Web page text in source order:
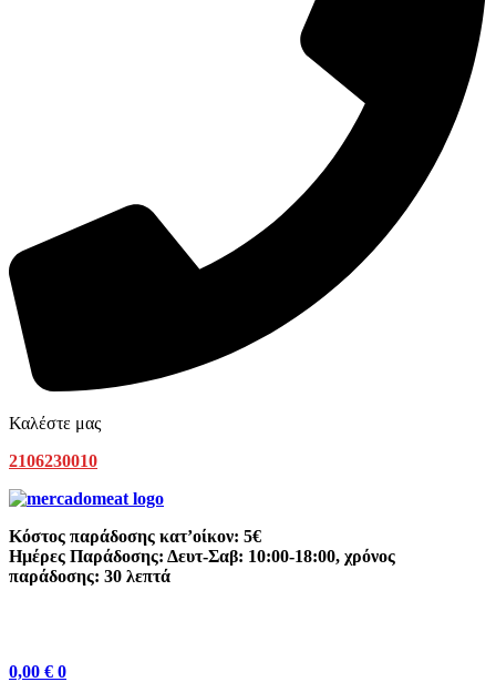
Καλέστε μας
2106230010
Κόστος παράδοσης κατ’οίκον: 5€
Ημέρες Παράδοσης: Δευτ-Σαβ: 10:00-18:00, χρόνος
παράδοσης: 30 λεπτά
0,00 € 0